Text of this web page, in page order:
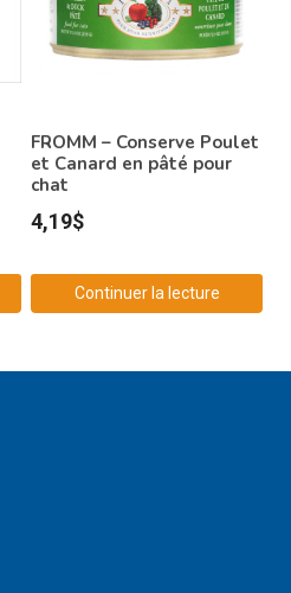
FROMM – Conserve Poulet
et Canard en pâté pour
chat
4,19$
Continuer la lecture